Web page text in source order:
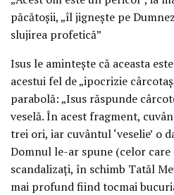
păcătoşii, „îl jigneşte pe
slujirea profetică”
Isus le aminteşte că aceasta
acestui fel de „ipocrizie
parabolă: „Isus răspunde
veselă. În acest fragment,
trei ori, iar cuvântul ‘veselie’ o
Domnul le-ar spune (celor care
scandalizaţi, în schimb Tatăl
mai profund fiind tocmai